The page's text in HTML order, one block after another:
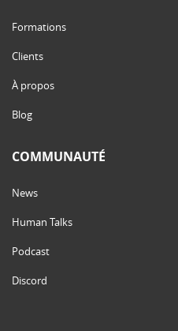
Formations
Clients
À propos
Blog
COMMUNAUTÉ
News
Human Talks
Podcast
Discord